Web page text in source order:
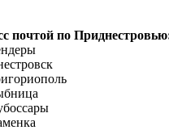
почтой по